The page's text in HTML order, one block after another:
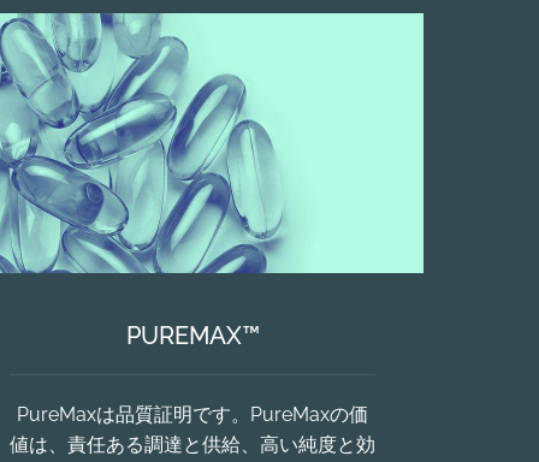
PUREMAX™
PureMaxは品質証明です。PureMaxの価
値は、責任ある調達と供給、高い純度と効